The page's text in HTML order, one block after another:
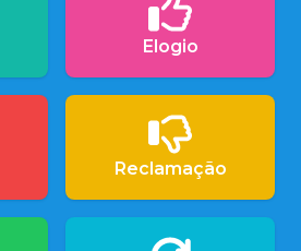
Elogio
Reclamação